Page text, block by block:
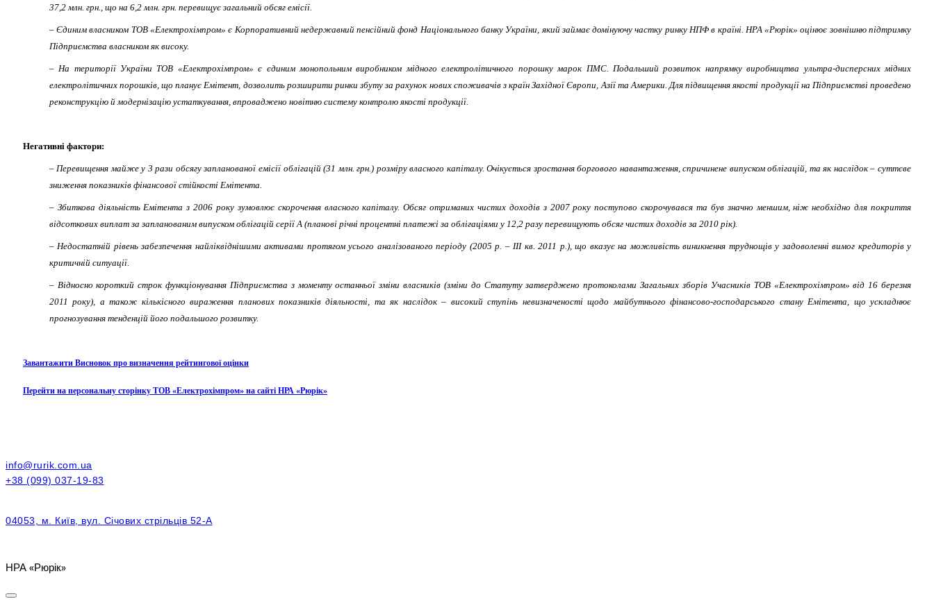
37,2 млн. грн., що на 6,2 млн. грн. перевищує загальний обсяг емісії.
– Єдиним власником ТОВ «Електрохімпром» є Корпоративний недержавний пенсійний фонд Національного банку України, який займає домінуючу частку ринку НПФ в країні. НРА «Рюрік» оцінює зовнішню підтримку
Підприємства власником як високу.
– На території України ТОВ «Електрохімпром» є єдиним монопольним виробником мідного електролітичного порошку марок ПМС. Подальший розвиток напрямку виробництва ультра-дисперсних мідних
електролітичних порошків, що планує Емітент, дозволить розширити ринки збуту за рахунок нових споживачів з країн Західної Європи, Азії та Америки. Для підвищення якості продукції на Підприємстві проведено
реконструкцію й модернізацію устаткування, впроваджено новітню систему контролю якості продукції.
Негативні фактори:
– Перевищення майже у 3 рази обсягу запланованої емісії облігацій (31 млн. грн.) розміру власного капіталу. Очікується зростання боргового навантаження, спричинене випуском облігацій, та як наслідок – суттєве
зниження показників фінансової стійкості Емітента.
– Збиткова діяльність Емітента з 2006 року зумовлює скорочення власного капіталу. Обсяг отриманих чистих доходів з 2007 року поступово скорочувався та був значно меншим, ніж необхідно для покриття
відсоткових виплат за запланованим випуском облігацій серії А (планові річні процентні платежі за облігаціями у 12,2 разу перевищують обсяг чистих доходів за 2010 рік).
– Недостатній рівень забезпечення найліквіднішими активами протягом усього аналізованого періоду (2005 р. – ІІІ кв. 2011 р.), що вказує на можливість виникнення труднощів у задоволенні вимог кредиторів у
критичній ситуації.
– Відносно короткий строк функціонування Підприємства з моменту останньої зміни власників (зміни до Статуту затверджено протоколами Загальних зборів Учасників ТОВ «Електрохімпром» від 16 березня
2011 року), а також кількісного вираження планових показників діяльності, та як наслідок – високий ступінь невизначеності щодо майбутнього фінансово-господарського стану Емітента, що ускладнює
прогнозування тенденцій його подальшого розвитку.
Завантажити Висновок про визначення рейтингової оцінки
Перейти на персональну сторінку ТОВ «Електрохімпром» на сайті НРА «Рюрік»
info@rurik.com.ua
+38 (099) 037-19-83
04053, м. Київ, вул. Січових стрільців 52-А
НРА «Рюрік»